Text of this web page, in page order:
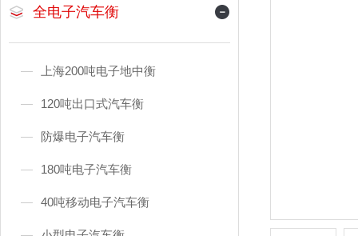
全电子汽车衡
上海200吨电子地中衡
120吨出口式汽车衡
防爆电子汽车衡
180吨电子汽车衡
40吨移动电子汽车衡